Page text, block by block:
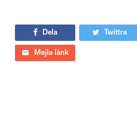
Dela
Twittra
Mejla länk